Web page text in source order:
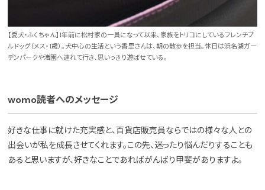
【愛犬・ふくちゃん】1年前に松村家の一員になって以来、家族をトリコにしているフレンチブ
ルドッグ（メス・1歳）。犬中心の生活という香里さんは、朝の散歩を担当。休日は浜名湖ガー
デンパークや渚園へ連れて行き、思いっきり遊ばせている。
womo読者へのメッセージ
好きな仕事に就けた充実感と、百貨店販売員ならではの様々な人との
出会いが私を成長させてくれます。この先、迷ったり悩んだりすることも
あると思いますが、好きなことであればがんばり甲斐がありますよ。